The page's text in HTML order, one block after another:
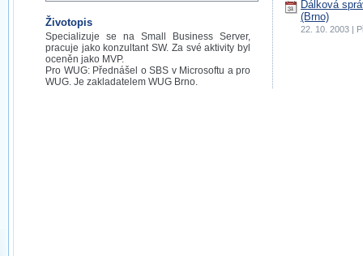
Životopis
Specializuje se na Small Business Server,
pracuje jako konzultant SW. Za své aktivity byl
oceněn jako MVP.
Pro WUG: Přednášel o SBS v Microsoftu a pro
WUG. Je zakladatelem WUG Brno.
Dálková
(Brno)
22. 10. 2003 |